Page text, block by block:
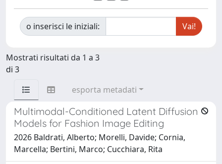
o inserisci le iniziali:
Mostrati risultati da 1 a 3
di 3
esporta metadati
Multimodal-Conditioned Latent Diffusion
Models for Fashion Image Editing
2026 Baldrati, Alberto; Morelli, Davide; Cornia,
Marcella; Bertini, Marco; Cucchiara, Rita